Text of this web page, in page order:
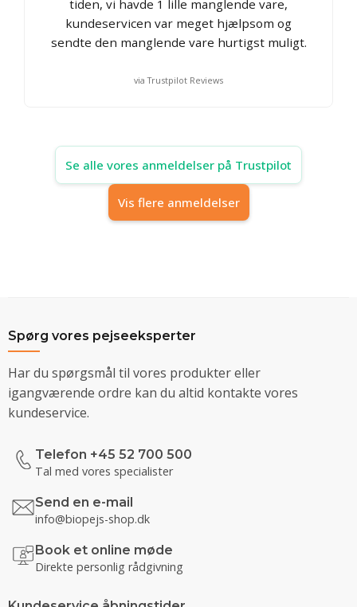
tiden, vi havde 1 lille manglende vare,
kundeservicen var meget hjælpsom og
sendte den manglende vare hurtigst muligt.
via Trustpilot Reviews
Se alle vores anmeldelser på Trustpilot
Vis flere anmeldelser
Spørg vores pejseeksperter
Har du spørgsmål til vores produkter eller
igangværende ordre kan du altid kontakte vores
kundeservice.
Telefon +45 52 700 500
Tal med vores specialister
Send en e-mail
info@biopejs-shop.dk
Book et online møde
Direkte personlig rådgivning